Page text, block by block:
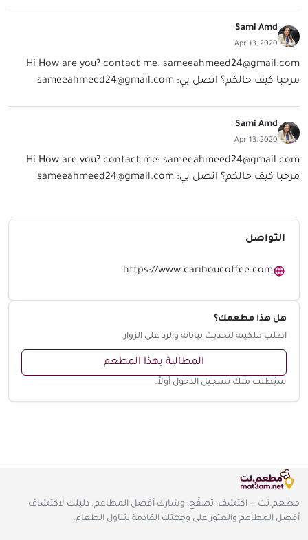
Sami Amd
Apr 13, 2020
Hi How are you? contact me: sameeahmeed24@gmail.com
مرحبا كيف حالكم؟ اتصل بي: sameeahmeed24@gmail.com
Sami Amd
Apr 13, 2020
Hi How are you? contact me: sameeahmeed24@gmail.com
مرحبا كيف حالكم؟ اتصل بي: sameeahmeed24@gmail.com
التواصل
https://www.cariboucoffee.com
هل هذا مطعمك؟
اطلب ملكيته لتحديث بياناته والرد على الزوار.
المطالبة بهذا المطعم
سيُطلب منك تسجيل الدخول أولاً.
مطعم.نت — اكتشف، تصفّح، وشارك أفضل المطاعم. دليلك لاكتشاف
أفضل المطاعم والعثور على وجهتك القادمة لتناول الطعام.